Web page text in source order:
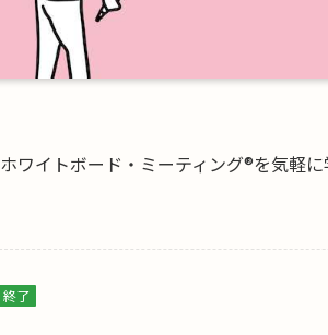
ホワイトボード・ミーティング®を気軽に
終了